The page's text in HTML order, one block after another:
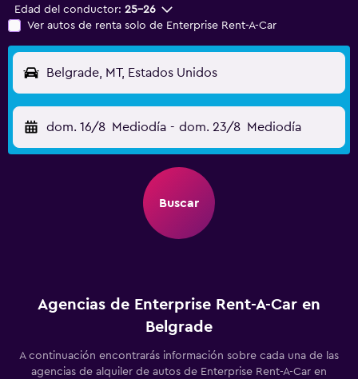
Edad del conductor: 25-26
Ver autos de renta solo de Enterprise Rent-A-Car
Belgrade, MT, Estados Unidos
dom. 16/8 Mediodía - dom. 23/8 Mediodía
Buscar
Agencias de Enterprise Rent-A-Car en
Belgrade
A continuación encontrarás información sobre cada una de las
agencias de alquiler de autos de Enterprise Rent-A-Car en